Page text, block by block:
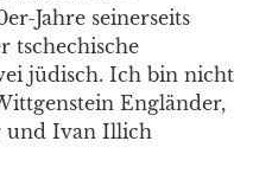
Jahre seinerseits
tschechische
jüdisch. Ich bin nicht
Engländer,
und Ivan Illich